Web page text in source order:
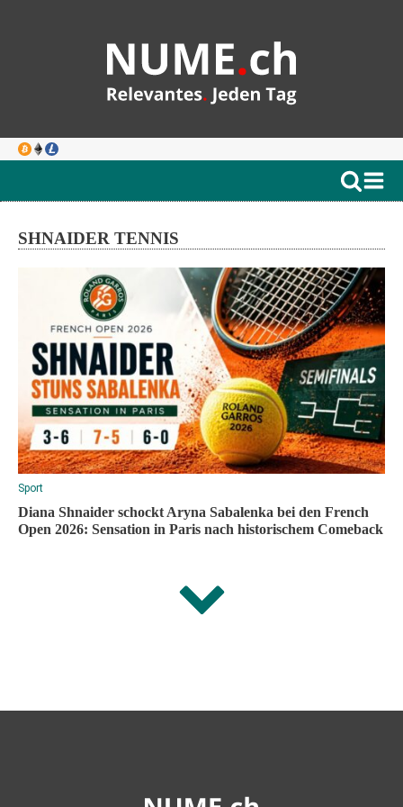
SHNAIDER TENNIS
Sport
Diana Shnaider schockt Aryna Sabalenka bei den French
Open 2026: Sensation in Paris nach historischem Comeback